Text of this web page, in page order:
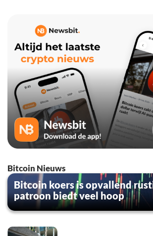
Bitcoin Nieuws
Bitcoin koers is opvallend
patroon biedt veel hoop